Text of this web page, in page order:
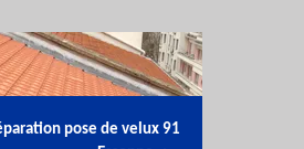
pose de velux 91